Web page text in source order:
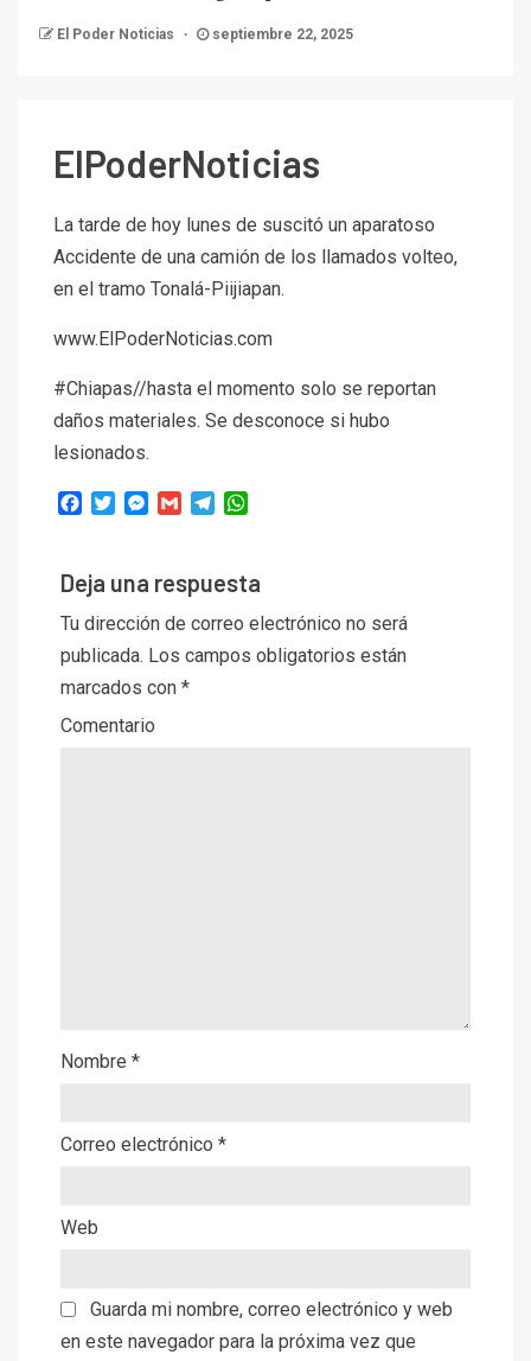
El Poder Noticias septiembre 22, 2025
ElPoderNoticias
La tarde de hoy lunes de suscitó un aparatoso
Accidente de una camión de los llamados volteo,
en el tramo Tonalá-Piijiapan.
www.ElPoderNoticias.com
#Chiapas//hasta el momento solo se reportan
daños materiales. Se desconoce si hubo
lesionados.
Facebook
TwitterMessenger
Gmail Telegram
Deja una respuesta
Tu dirección de correo electrónico no será
publicada. Los campos obligatorios están
marcados con *
Comentario
Nombre *
Correo electrónico *
Web
Guarda mi nombre, correo electrónico y web
en este navegador para la próxima vez que